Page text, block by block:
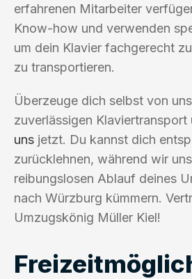
erfahrenen Mitarbeiter
Know-how und verwenden
um dein Klavier fachgerecht
zu transportieren.
Überzeuge dich selbst von
zuverlässigen Klaviertransport
uns jetzt. Du kannst dich
zurücklehnen, während wir
reibungslosen Ablauf deines
nach Würzburg kümmern.
Umzugskönig Müller Kiel!